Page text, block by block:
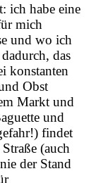
ich habe eine
mich
und wo ich
das
konstanten
Obst
Markt und
und
findet
(auch
der Stand